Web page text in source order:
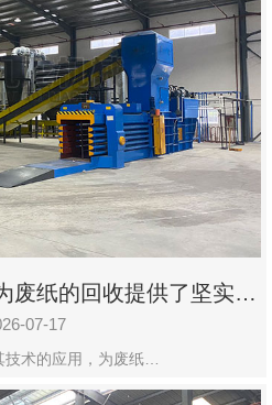
废纸的回收提供了坚实的
保障07-17
术的应用，为废纸…